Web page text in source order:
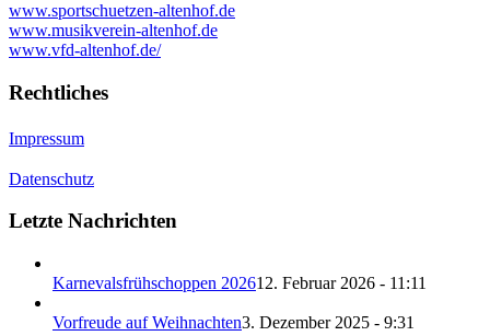
www.sportschuetzen-altenhof.de
www.musikverein-altenhof.de
www.vfd-altenhof.de/
Rechtliches
Impressum
Datenschutz
Letzte Nachrichten
Karnevalsfrühschoppen 202612. Februar 2026 - 11:11
Vorfreude auf Weihnachten3. Dezember 2025 - 9:31